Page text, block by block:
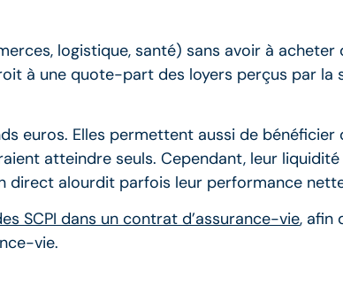
logistique, santé) sans avoir à
à une quote-part des loyers perçus par la
euros. Elles permettent aussi de bénéficier
atteindre seuls. Cependant, leur
direct alourdit parfois leur performance
SCPI dans un contrat d’assurance-vie, afin
vie.